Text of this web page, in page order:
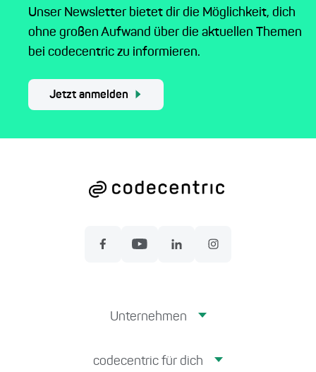
Unser Newsletter bietet dir die Möglichkeit, dich
ohne großen Aufwand über die aktuellen Themen
bei codecentric zu informieren.
Jetzt anmelden
Unternehmen
codecentric für dich